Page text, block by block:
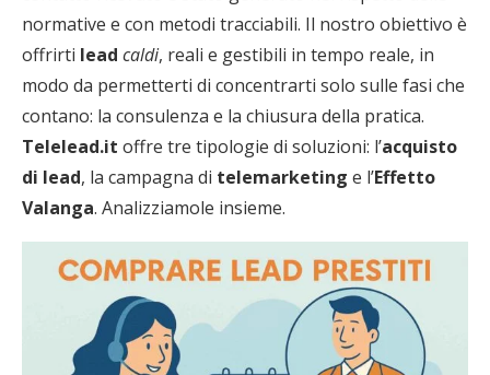
normative e con metodi tracciabili. Il nostro obiettivo è
offrirti lead caldi, reali e gestibili in tempo reale, in
modo da permetterti di concentrarti solo sulle fasi che
contano: la consulenza e la chiusura della pratica.
Telelead.it offre tre tipologie di soluzioni: l’acquisto
di lead, la campagna di telemarketing e l’Effetto
Valanga. Analizziamole insieme.